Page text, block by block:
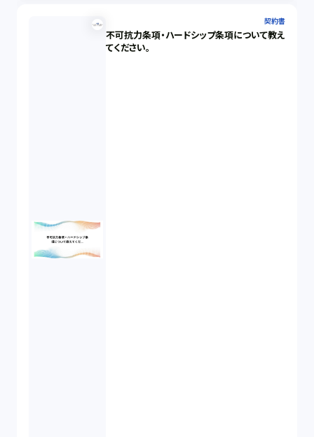
契約書
不可抗力条項・ハードシップ条項について教え
てください。